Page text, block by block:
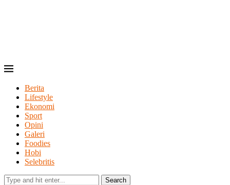
Berita
Lifestyle
Ekonomi
Sport
Opini
Galeri
Foodies
Hobi
Selebritis
Search